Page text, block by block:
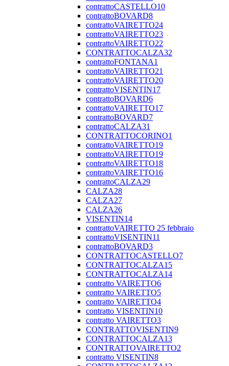
contrattoCASTELLO10
contrattoBOVARD8
contrattoVAIRETTO24
contrattoVAIRETTO23
contrattoVAIRETTO22
CONTRATTOCALZA32
contrattoFONTANA1
contrattoVAIRETTO21
contrattoVAIRETTO20
contrattoVISENTIN17
contrattoBOVARD6
contrattoVAIRETTO17
contrattoBOVARD7
contrattoCALZA31
CONTRATTOCORINO1
contrattoVAIRETTO19
contrattoVAIRETTO19
contrattoVAIRETTO18
contrattoVAIRETTO16
contrattoCALZA29
CALZA28
CALZA27
CALZA26
VISENTIN14
contrattoVAIRETTO 25 febbraio
contrattoVISENTIN11
contrattoBOVARD3
CONTRATTOCASTELLO7
CONTRATTOCALZA15
CONTRATTOCALZA14
contratto VAIRETTO6
contratto VAIRETTO5
contratto VAIRETTO4
contratto VISENTIN10
contratto VAIRETTO3
CONTRATTOVISENTIN9
CONTRATTOCALZA13
CONTRATTOVAIRETTO2
contratto VISENTIN8